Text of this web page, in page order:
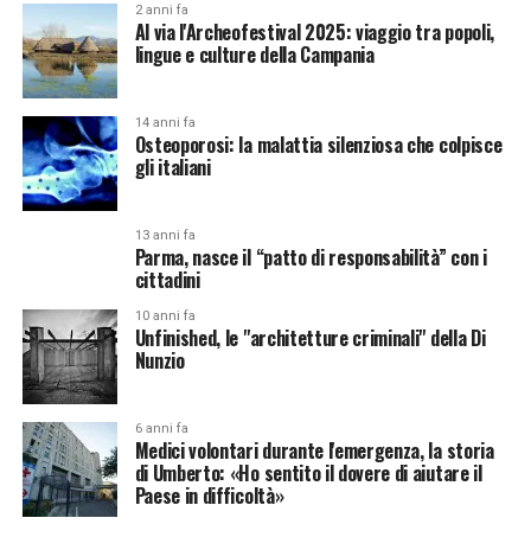
2 anni fa
Al via l'Archeofestival 2025: viaggio tra popoli,
lingue e culture della Campania
14 anni fa
Osteoporosi: la malattia silenziosa che colpisce
gli italiani
13 anni fa
Parma, nasce il “patto di responsabilità” con i
cittadini
10 anni fa
Unfinished, le "architetture criminali" della Di
Nunzio
6 anni fa
Medici volontari durante l'emergenza, la storia
di Umberto: «Ho sentito il dovere di aiutare il
Paese in difficoltà»